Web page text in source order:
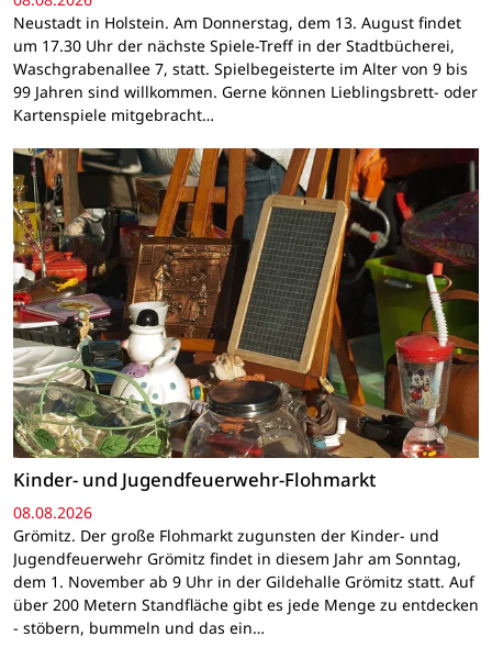
Neustadt in Holstein. Am Donnerstag, dem 13. August findet
um 17.30 Uhr der nächste Spiele-Treff in der Stadtbücherei,
Waschgrabenallee 7, statt. Spielbegeisterte im Alter von 9 bis
99 Jahren sind willkommen. Gerne können Lieblingsbrett- oder
Kartenspiele mitgebracht…
Kinder- und Jugendfeuerwehr-Flohmarkt
08.08.2026
Grömitz. Der große Flohmarkt zugunsten der Kinder- und
Jugendfeuerwehr Grömitz findet in diesem Jahr am Sonntag,
dem 1. November ab 9 Uhr in der Gildehalle Grömitz statt. Auf
über 200 Metern Standfläche gibt es jede Menge zu entdecken
- stöbern, bummeln und das ein…